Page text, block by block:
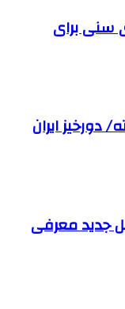
سنی برای
دورخیز ایران
فصل جدید معرفی